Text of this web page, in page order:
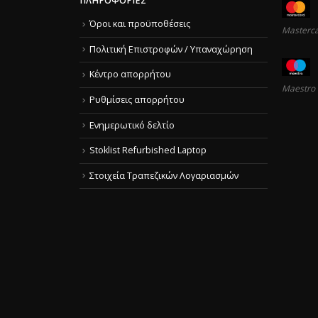
Όροι και προϋποθέσεις
Πολιτική Επιστροφών / Υπαναχώρηση
Κέντρο απορρήτου
Ρυθμίσεις απορρήτου
Ενημερωτικό δελτίο
Stoklist Refurbished Laptop
Στοιχεία Τραπεζικών Λογαριασμών
Maestro